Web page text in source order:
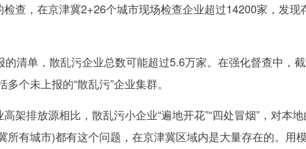
，在京津冀2+26个城市现场检查企业超过14200家，发现
单，散乱污企业总数可能超过5.6万家。在强化督查中，截
个未上报的“散乱污”企业集群。
排放源相比，散乱污小企业“遍地开花”“四处冒烟”，对本
有城市)都有这个问题，在京津冀区域内是大量存在的。用